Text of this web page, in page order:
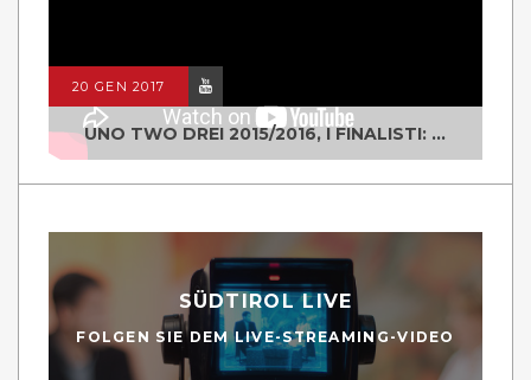
20 GEN 2017
UNO TWO DREI 2015/2016, I FINALISTI: CLASSE IV ALS ISTITUTO "DEGASPERI" BORGO VALSUGANA
SÜDTIROL LIVE
FOLGEN SIE DEM LIVE-STREAMING-VIDEO